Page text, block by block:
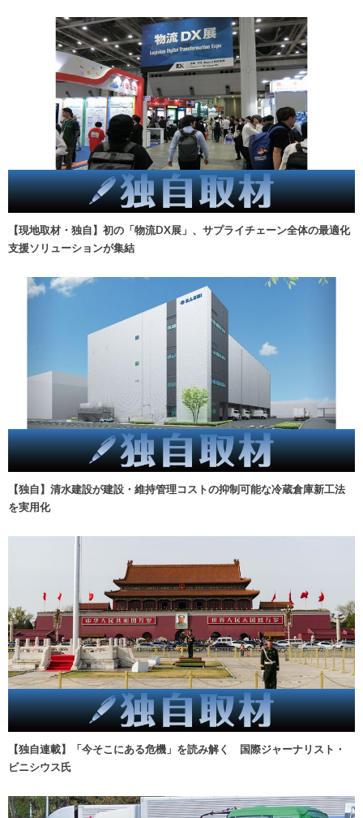
【現地取材・独自】初の「物流DX展」、サプライチェーン全体の最適化
支援ソリューションが集結
【独自】清水建設が建設・維持管理コストの抑制可能な冷蔵倉庫新工法
を実用化
【独自連載】「今そこにある危機」を読み解く 国際ジャーナリスト・
ビニシウス氏